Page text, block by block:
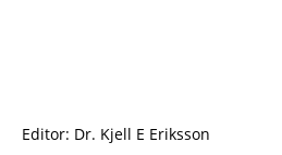
Editor: Dr. Kjell E Eriksson